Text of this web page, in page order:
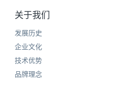
关于我们
发展历史
企业文化
技术优势
品牌理念